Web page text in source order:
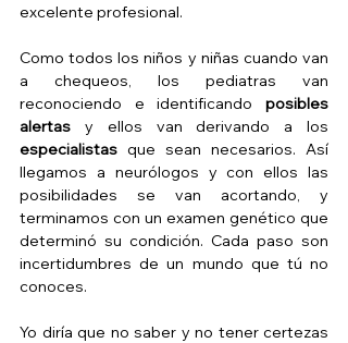
excelente profesional.
Como todos los niños y niñas cuando van
a chequeos, los pediatras van
reconociendo e identificando posibles
alertas
especialistas que sean necesarios. Así
llegamos a neurólogos y con ellos las
posibilidades se van acortando, y
terminamos con un examen genético que
determinó su condición. Cada paso son
incertidumbres de un mundo que tú no
conoces.
Yo diría que no saber y no tener certezas